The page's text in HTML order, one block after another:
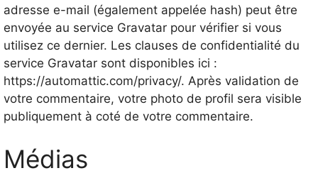
adresse e-mail (également appelée hash) peut être
envoyée au service Gravatar pour vérifier si vous
utilisez ce dernier. Les clauses de confidentialité du
service Gravatar sont disponibles ici :
https://automattic.com/privacy/. Après validation de
votre commentaire, votre photo de profil sera visible
publiquement à coté de votre commentaire.
Médias